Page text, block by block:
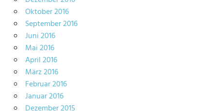
Oktober 2016
September 2016
Juni 2016
Mai 2016
April 2016
März 2016
Februar 2016
Januar 2016